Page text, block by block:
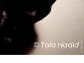
© Tala Hadid